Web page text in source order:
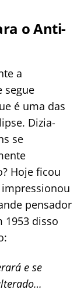
o Anti-
a
segue
é uma das
Dizia-
se
Hoje ficou
pensador
1953 disso
e se